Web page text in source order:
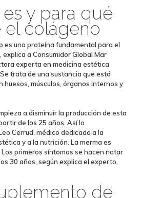
y para qué
el colágeno
es unaproteína fundamental para el
explica a Consumidor GlobalMar
experta en medicina estética
. Se trata de una sustancia que está
huesos, músculos, órganos internos y
a disminuir la producción de esta
de los 25 años. Así lo
Cerrud , médico dedicado a la
y a la nutrición.La merma es
. Los primeros síntomas se hacen notar
30 años, según explica el experto.